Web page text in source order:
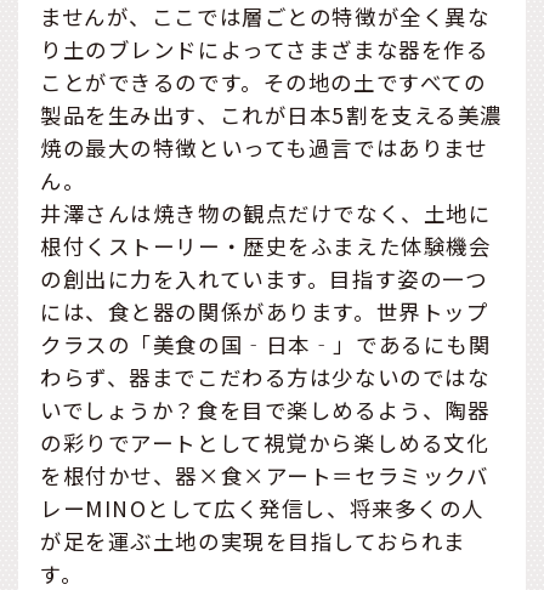
ませんが、ここでは層ごとの特徴が全く異な
り土のブレンドによってさまざまな器を作る
ことができるのです。その地の土ですべての
製品を生み出す、これが日本5割を支える美濃
焼の最大の特徴といっても過言ではありませ
ん。
井澤さんは焼き物の観点だけでなく、土地に
根付くストーリー・歴史をふまえた体験機会
の創出に力を入れています。目指す姿の一つ
には、食と器の関係があります。世界トップ
クラスの「美食の国‐日本‐」であるにも関
わらず、器までこだわる方は少ないのではな
いでしょうか？食を目で楽しめるよう、陶器
の彩りでアートとして視覚から楽しめる文化
を根付かせ、器×食×アート＝セラミックバ
レーMINOとして広く発信し、将来多くの人
が足を運ぶ土地の実現を目指しておられま
す。